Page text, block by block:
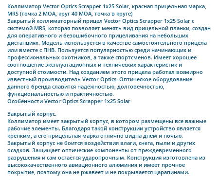
Коллиматор Vector Optics Scrapper 1x25 Solar, красная прицельная марка,
MRS (точка 2 МOA, круг 40 MOA, точка в круге)
Закрытый коллиматорный прицел Vector Optics Scrapper 1x25 Solar с
системой MRS, которая позволяет менять вид прицельной планки, создан
для оперативного и безошибочного прицеливания на небольших
дистанциях. Модель используется в качестве самостоятельного прицела
или вместе с ПНВ. Пользуется популярностью среди начинающих и
профессиональных охотников, а также спортсменов. Имеет хорошее
соотношение эксплуатационных и технических характеристик и
доступной стоимости. Над созданием этого прицела работал всемирно
известный производитель Vector Optics. Оптическое оборудование
данного бренда славится надёжностью, долговечностью,
функциональностью и практичностью.
Особенности Vector Optics Scrapper 1x25 Solar
Закрытый корпус.
Коллиматор имеет закрытый корпус, в котором размещены все важные
рабочие элементы. Благодаря такой конструкции устройство является
крепким, а его прицельная марка отлично видна днём и ночью.
Закрытый корпус не боится воздействия влаги, снега, пыли и других
осадков. Защищает оптические компоненты от преждевременного
разрушения и сам остаётся ударопрочным. Конструкция изготовлена из
высококачественного авиационного алюминия и имеет прочное
покрытие, поэтому она не ржавеет и не покрывается царапинами.